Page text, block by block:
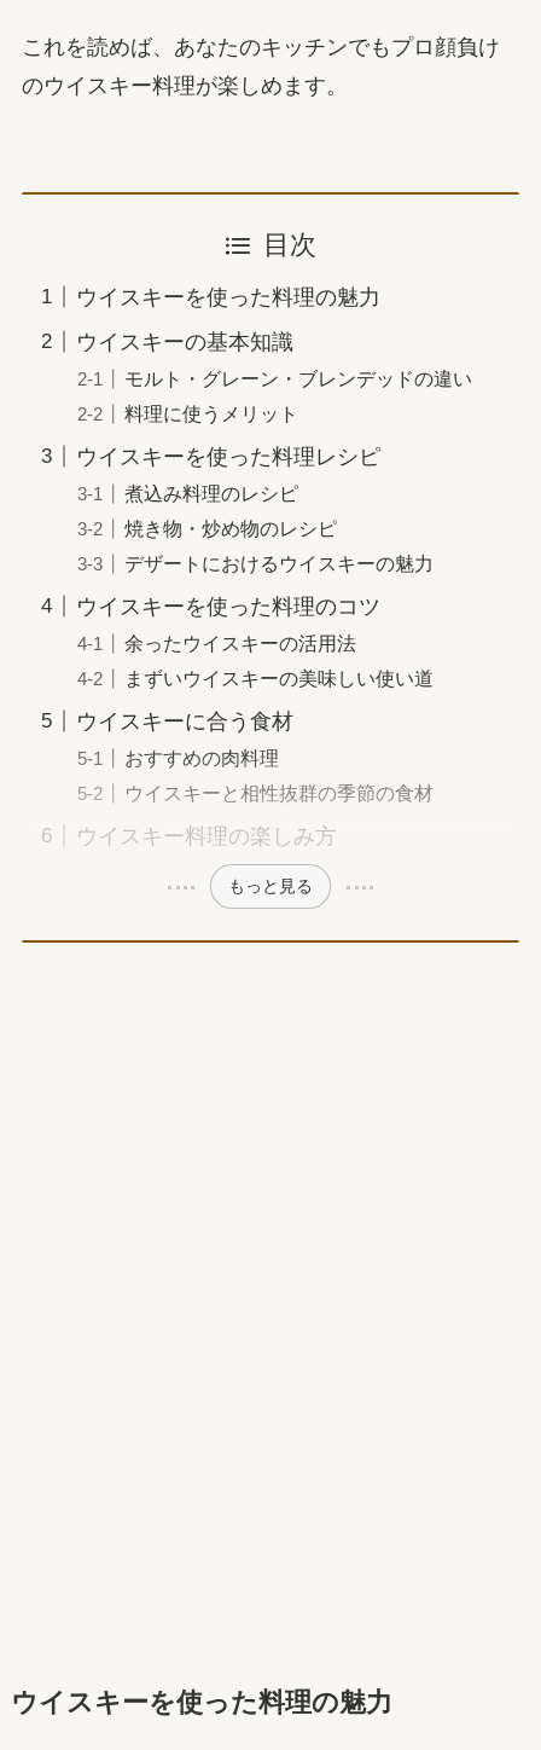
これを読めば、あなたのキッチンでもプロ顔負け
のウイスキー料理が楽しめます。
目次
ウイスキーを使った料理の魅力
ウイスキーの基本知識
モルト・グレーン・ブレンデッドの違い
料理に使うメリット
ウイスキーを使った料理レシピ
煮込み料理のレシピ
焼き物・炒め物のレシピ
デザートにおけるウイスキーの魅力
ウイスキーを使った料理のコツ
余ったウイスキーの活用法
まずいウイスキーの美味しい使い道
ウイスキーに合う食材
おすすめの肉料理
ウイスキーと相性抜群の季節の食材
ウイスキー料理の楽しみ方
もっと見る
ウイスキーを使った料理の魅力